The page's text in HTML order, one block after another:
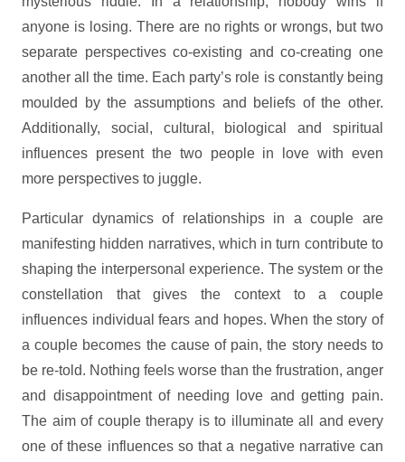
anyone is losing. There are no rights or wrongs, but two
separate perspectives co-existing and co-creating one
another all the time. Each party’s role is constantly being
moulded by the assumptions and beliefs of the other.
Additionally, social, cultural, biological and spiritual
influences present the two people in love with even
more perspectives to juggle.
Particular dynamics of relationships in a couple are
manifesting hidden narratives, which in turn contribute to
shaping the interpersonal experience. The system or the
constellation that gives the context to a couple
influences individual fears and hopes. When the story of
a couple becomes the cause of pain, the story needs to
be re-told. Nothing feels worse than the frustration, anger
and disappointment of needing love and getting pain.
The aim of couple therapy is to illuminate all and every
one of these influences so that a negative narrative can